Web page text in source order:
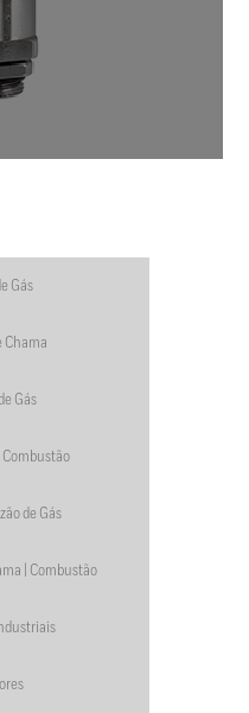
Gás
Chama
Gás
Combustão
de Gás
| Combustão